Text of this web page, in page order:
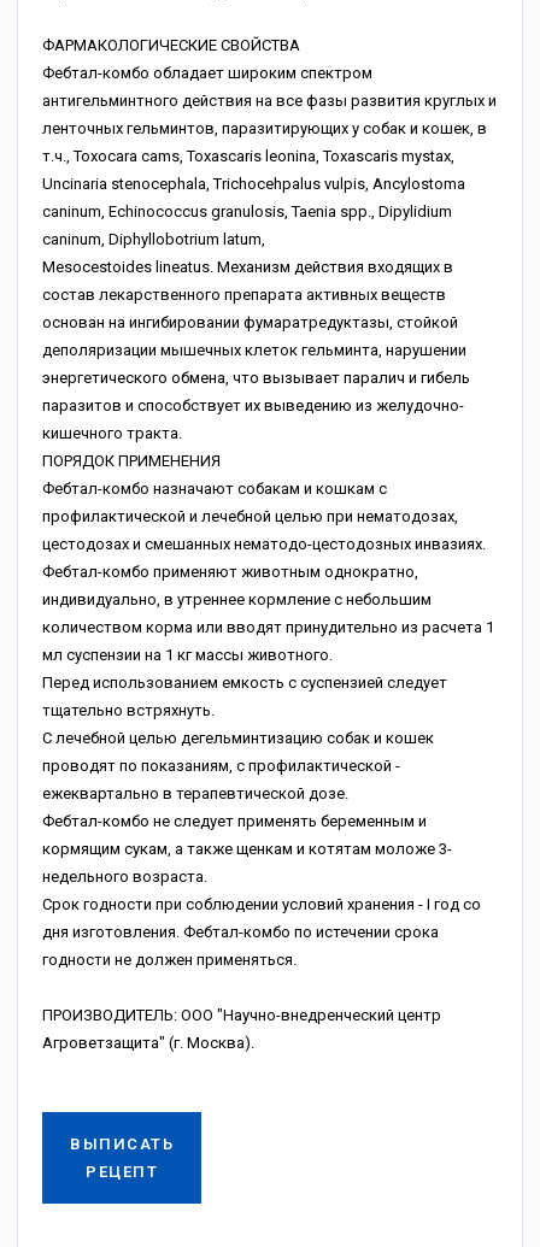
ФАРМАКОЛОГИЧЕСКИЕ СВОЙСТВА
Фебтал-комбо обладает широким спектром
антигельминтного действия на все фазы развития круглых и
ленточных гельминтов, паразитирующих у собак и кошек, в
т.ч., Toxocara cams, Toxascaris leonina, Toxascaris mystax,
Uncinaria stenocephala, Trichocehpalus vulpis, Ancylostoma
caninum, Echinococcus granulosis, Taenia spp., Dipylidium
caninum, Diphyllobotrium latum,
Mesocestoides lineatus. Механизм действия входящих в
состав лекарственного препарата активных веществ
основан на ингибировании фумаратредуктазы, стойкой
деполяризации мышечных клеток гельминта, нарушении
энергетического обмена, что вызывает паралич и гибель
паразитов и способствует их выведению из желудочно-
кишечного тракта.
ПОРЯДОК ПРИМЕНЕНИЯ
Фебтал-комбо назначают собакам и кошкам с
профилактической и лечебной целью при нематодозах,
цестодозах и смешанных нематодо-цестодозных инвазиях.
Фебтал-комбо применяют животным однократно,
индивидуально, в утреннее кормление с небольшим
количеством корма или вводят принудительно из расчета 1
мл суспензии на 1 кг массы животного.
Перед использованием емкость с суспензией следует
тщательно встряхнуть.
С лечебной целью дегельминтизацию собак и кошек
проводят по показаниям, с профилактической -
ежеквартально в терапевтической дозе.
Фебтал-комбо не следует применять беременным и
кормящим сукам, а также щенкам и котятам моложе 3-
недельного возраста.
Срок годности при соблюдении условий хранения - I год со
дня изготовления. Фебтал-комбо по истечении срока
годности не должен применяться.
ПРОИЗВОДИТЕЛЬ: ООО "Научно-внедренческий центр
Агроветзащита" (г. Москва).
ВЫПИСАТЬ
РЕЦЕПТ